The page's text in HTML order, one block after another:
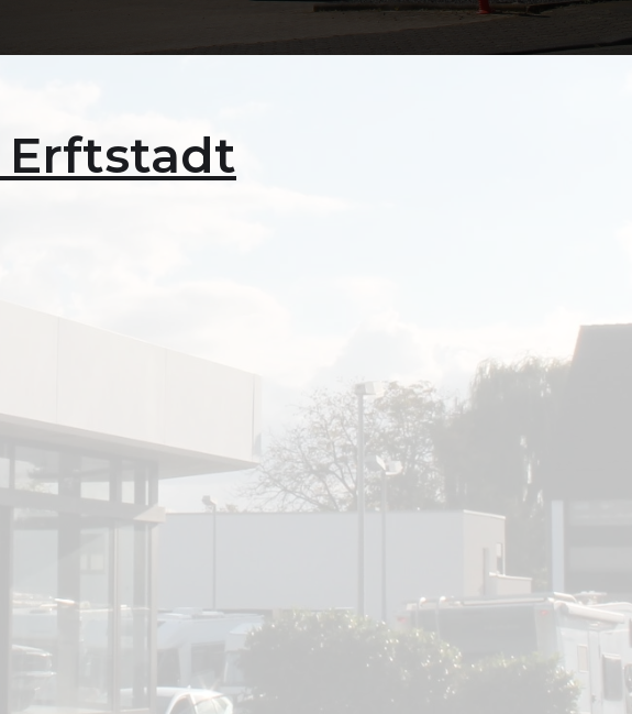
Erftstadt